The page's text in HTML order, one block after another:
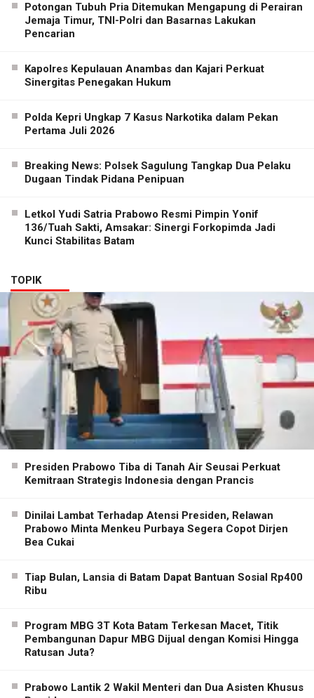
Potongan Tubuh Pria Ditemukan Mengapung di Perairan
Jemaja Timur, TNI-Polri dan Basarnas Lakukan
Pencarian
Kapolres Kepulauan Anambas dan Kajari Perkuat
Sinergitas Penegakan Hukum
Polda Kepri Ungkap 7 Kasus Narkotika dalam Pekan
Pertama Juli 2026
Breaking News: Polsek Sagulung Tangkap Dua Pelaku
Dugaan Tindak Pidana Penipuan
Letkol Yudi Satria Prabowo Resmi Pimpin Yonif
136/Tuah Sakti, Amsakar: Sinergi Forkopimda Jadi
Kunci Stabilitas Batam
TOPIK
Presiden Prabowo Tiba di Tanah Air Seusai Perkuat
Kemitraan Strategis Indonesia dengan Prancis
Dinilai Lambat Terhadap Atensi Presiden, Relawan
Prabowo Minta Menkeu Purbaya Segera Copot Dirjen
Bea Cukai
Tiap Bulan, Lansia di Batam Dapat Bantuan Sosial Rp400
Ribu
Program MBG 3T Kota Batam Terkesan Macet, Titik
Pembangunan Dapur MBG Dijual dengan Komisi Hingga
Ratusan Juta?
Prabowo Lantik 2 Wakil Menteri dan Dua Asisten Khusus